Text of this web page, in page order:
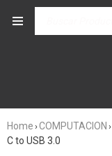
Home ›COMPUTACION ›
C to USB 3.0